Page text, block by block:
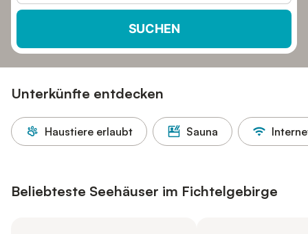
SUCHEN
Unterkünfte entdecken
Haustiere erlaubt Sauna
Beliebteste Seehäuser im Fichtelgebirge